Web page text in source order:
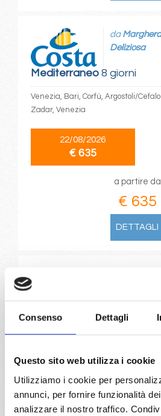
Consenso Dettagli
Questo sito web utilizza i cookie
Utilizziamo i cookie per
annunci, per fornire funzionalità
analizzare il nostro traffico.
Mediterraneo8 giorni
da Marghera
Deliziosa
Venezia, Bari, Corfù, Argostoli/
Zadar, Venezia
22/08/2026
€ 635
a partire da
€ 635
DETTAGLI
Mediterraneo8 giorni
Tarragona, Valencia, Livorno,
Marsiglia, Tarragona,
04/09/2026
€ 733